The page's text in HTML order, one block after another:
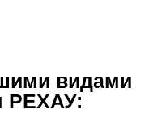
видами
РЕХАУ: